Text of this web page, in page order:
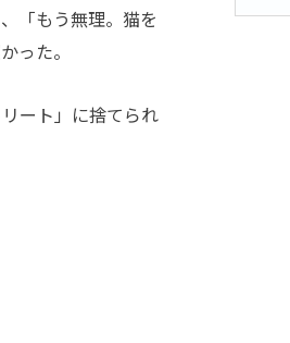
「もう無理。猫を
った。
ート」に捨てられ